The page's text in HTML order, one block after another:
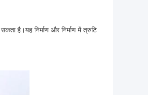
है।यह निर्माण और निर्माण में त्रुटि